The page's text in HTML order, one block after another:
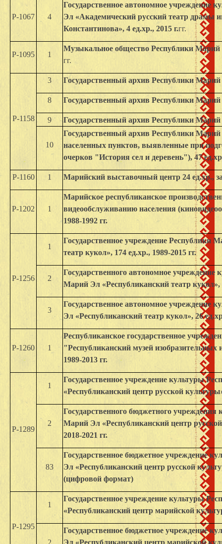
Р-1067 4
Государственное автономное учреждение
Эл «Академический русский театр драмы
Константинова», 4 ед.хр., 2015 г.гг.
Р-1095 1
Музыкальное общество Республики Марий
гг.
Р-1158
3 Государственный архив Республики Марий
8 Государственный архив Республики Марий
9 Государственный архив Республики Марий
10
Государственный архив Республики
населенных пунктов, выявленные при
очерков "История сел и деревень"), 47
Р-1160 1 Марийский выставочный центр 24 ед.хр., за
Р-1202 1
Марийское республиканское
видеообслуживанию населения
1988-1992 гг.
Р-1256
1
Государственное учреждение Республики
театр кукол», 174 ед.хр., 1989-2015 гг.
2
Государственного автономное учреждение
Марий Эл «Республиканский театр кукол»,
3
Государственное автономное учреждение
Эл «Республиканский театр кукол», 26
Р-1260 1
Республиканское государственное
"Республиканский музей изобразительных
1989-2013 гг.
Р-1289
1
Государственное учреждение культуры
«Республиканский центр русской
2
Государственного бюджетного учреждения
Марий Эл «Республиканский центр
2018-2021 гг.
83
Государственное бюджетное учреждение
Эл «Республиканский центр русской
(цифровой формат)
Р-1295
1
Государственное учреждение культуры
«Республиканский центр марийской
Государственное бюджетное учреждение